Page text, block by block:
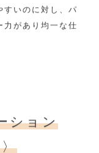
すいのに対し、パ
力があり均一な仕
ション